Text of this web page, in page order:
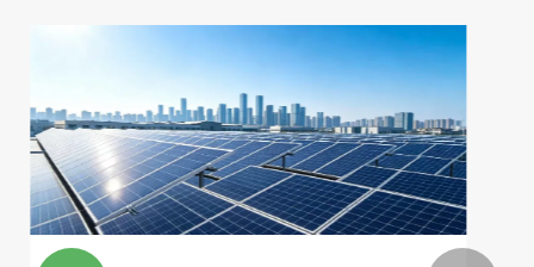
জাপান কিউশু 650kw প্রকল্প সফলভাবে সম্পন্ন হয়েছে
আরো দেখুন >>